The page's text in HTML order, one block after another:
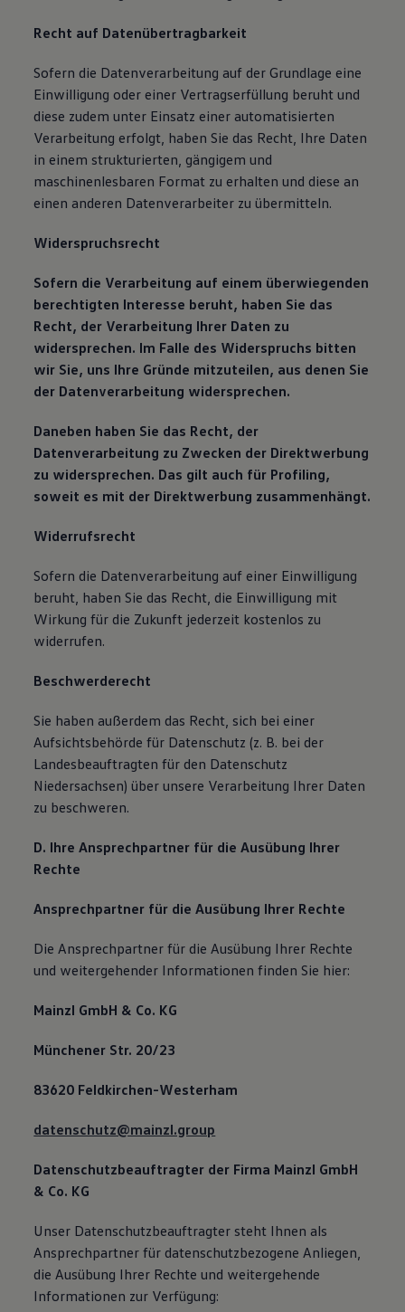
Recht auf Datenübertragbarkeit
Sofern die Datenverarbeitung auf der Grundlage eine
Einwilligung oder einer Vertragserfüllung beruht und
diese zudem unter Einsatz einer automatisierten
Verarbeitung erfolgt, haben Sie das Recht, Ihre Daten
in einem strukturierten, gängigem und
maschinenlesbaren Format zu erhalten und diese an
einen anderen Datenverarbeiter zu übermitteln.
Widerspruchsrecht
Sofern die Verarbeitung auf einem überwiegenden
berechtigten Interesse beruht, haben Sie das
Recht, der Verarbeitung Ihrer Daten zu
widersprechen. Im Falle des Widerspruchs bitten
wir Sie, uns Ihre Gründe mitzuteilen, aus denen Sie
der Datenverarbeitung widersprechen.
Daneben haben Sie das Recht, der
Datenverarbeitung zu Zwecken der Direktwerbung
zu widersprechen. Das gilt auch für Profiling,
soweit es mit der Direktwerbung zusammenhängt.
Widerrufsrecht
Sofern die Datenverarbeitung auf einer Einwilligung
beruht, haben Sie das Recht, die Einwilligung mit
Wirkung für die Zukunft jederzeit kostenlos zu
widerrufen.
Beschwerderecht
Sie haben außerdem das Recht, sich bei einer
Aufsichtsbehörde für Datenschutz (z. B. bei der
Landesbeauftragten für den Datenschutz
Niedersachsen) über unsere Verarbeitung Ihrer Daten
zu beschweren.
D. Ihre Ansprechpartner für die Ausübung Ihrer
Rechte
Ansprechpartner für die Ausübung Ihrer Rechte
Die Ansprechpartner für die Ausübung Ihrer Rechte
und weitergehender Informationen finden Sie hier:
Mainzl GmbH & Co. KG
Münchener Str. 20/23
83620 Feldkirchen-Westerham
datenschutz@mainzl.group
Datenschutzbeauftragter der Firma Mainzl GmbH
& Co. KG
Unser Datenschutzbeauftragter steht Ihnen als
Ansprechpartner für datenschutzbezogene Anliegen,
die Ausübung Ihrer Rechte und weitergehende
Informationen zur Verfügung: